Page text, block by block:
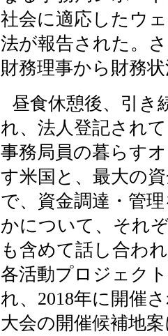
社会に適応したウ
法が報告された。
財務理事から財務
昼食休憩後、引き
れ、法人登記され
事務局員の暮らす
す米国と、最大の
で、資金調達・管
かについて、それ
も含めて話し合わ
各活動プロジェク
れ、2018年に開催
大会の開催候補地